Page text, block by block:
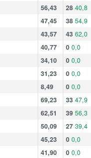
56,43 28 40,8
47,45 38 54,9
43,57 43 62,0
40,77 0 0,0
34,10 0 0,0
31,23 0 0,0
8,49 0 0,0
69,23 33 47,9
62,51 39 56,3
50,09 27 39,4
45,23 0 0,0
41,90 0 0,0